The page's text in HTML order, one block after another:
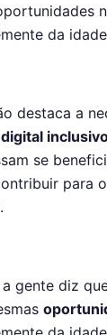
da
destaca a
digital
se
para
gente diz